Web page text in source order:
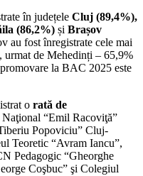
în județele Cluj (89,4%),
(86,2%) și Brașov
au fost înregistrate cele mai
urmat de Mehedinți – 65,9%
la BAC 2025 este
o rată de
“Emil Racoviţă”
Popoviciu” Cluj-
Teoretic “Avram Iancu”,
Pedagogic “Gheorghe
Coşbuc” şi Colegiul